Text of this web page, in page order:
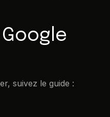
suivez le guide :